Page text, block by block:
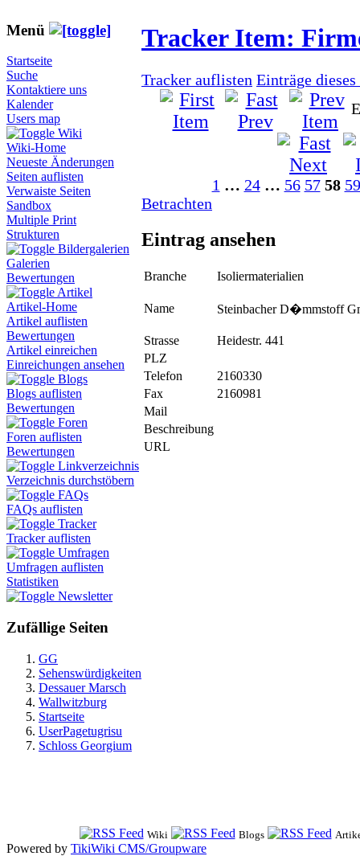
Menü
Startseite
Suche
Kontaktiere uns
Kalender
Users map
Wiki
Wiki-Home
Neueste Änderungen
Seiten auflisten
Verwaiste Seiten
Sandbox
Multiple Print
Strukturen
Bildergalerien
Galerien
Bewertungen
Artikel
Artikel-Home
Artikel auflisten
Bewertungen
Artikel einreichen
Einreichungen ansehen
Blogs
Blogs auflisten
Bewertungen
Foren
Foren auflisten
Bewertungen
Linkverzeichnis
Verzeichnis durchstöbern
FAQs
FAQs auflisten
Tracker
Tracker auflisten
Umfragen
Umfragen auflisten
Statistiken
Newsletter
Zufällige Seiten
GG
Sehenswürdigkeiten
Dessauer Marsch
Wallwitzburg
Startseite
UserPagetugrisu
Schloss Georgium
Tracker Item:
Tracker auflisten Einträge dieses
1 … 24 … 56 57 58 59
Betrachten
Eintrag ansehen
Branche Isoliermaterialien
Name Steinbacher D�mmstoff
Strasse
Heidestr. 441
PLZ
Telefon
2160330
Fax
2160981
Mail
Beschreibung
URL
Wiki Blogs
Powered by TikiWiki CMS/Groupware